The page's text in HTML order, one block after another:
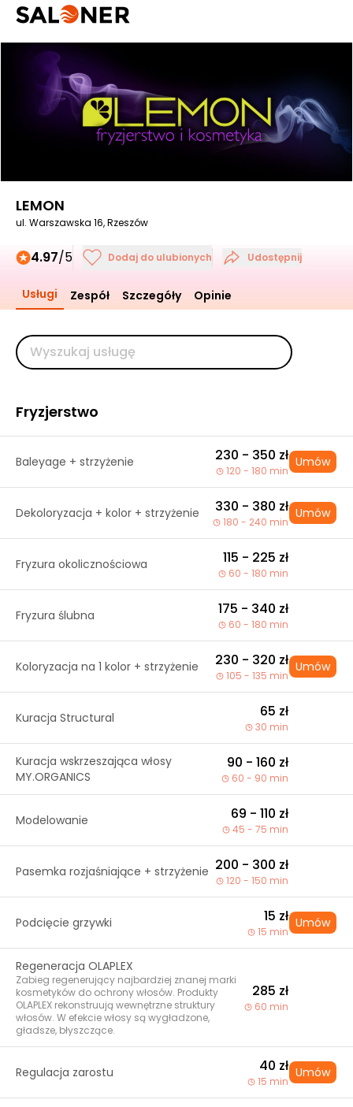
LEMON
ul. Warszawska 16, Rzeszów
4.97/5 Dodaj do ulubionych Udostępnij
Usługi Zespół Szczegóły Opinie
Fryzjerstwo
Baleyage + strzyżenie 230 - 350 zł
120 - 180 min
Umów
Dekoloryzacja + kolor + strzyżenie 330 - 380 zł
180 - 240 min
Umów
Fryzura okolicznościowa 115 - 225 zł
60 - 180 min
Fryzura ślubna 175 - 340 zł
60 - 180 min
Koloryzacja na 1 kolor + strzyżenie 230 - 320 zł
105 - 135 min
Umów
Kuracja Structural 65 zł
30 min
Kuracja wskrzeszająca włosy
MY.ORGANICS
90 - 160 zł
60 - 90 min
Modelowanie 69 - 110 zł
45 - 75 min
Pasemka rozjaśniające + strzyżenie 200 - 300 zł
120 - 150 min
Podcięcie grzywki 15 zł
15 min
Umów
Regeneracja OLAPLEX
Zabieg regenerujący najbardziej znanej marki
kosmetyków do ochrony włosów. Produkty
OLAPLEX rekonstruują wewnętrzne struktury
włosów. W efekcie włosy są wygładzone,
gładsze, błyszczące.
285 zł
60 min
Regulacja zarostu 40 zł
15 min
Umów